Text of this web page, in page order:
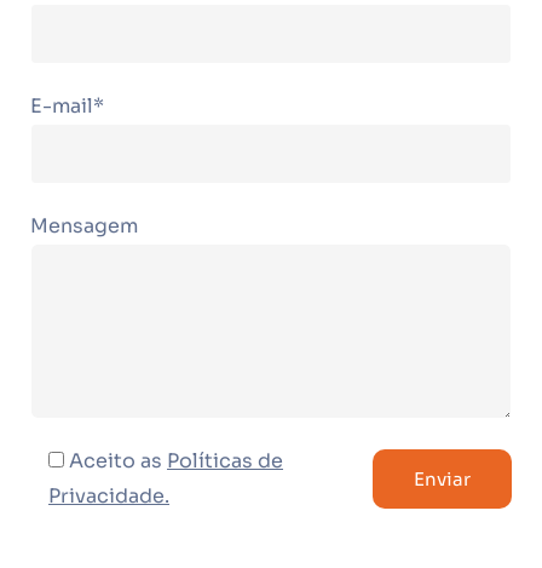
E-mail*
Mensagem
Aceito as Políticas de
Privacidade.